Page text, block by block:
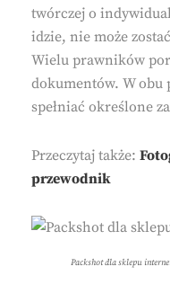
twórczej o
idzie, nie może
Wielu prawników
dokumentów. W obu
spełniać określone
Przeczytaj także:
przewodnik
Packshot dla sklepu